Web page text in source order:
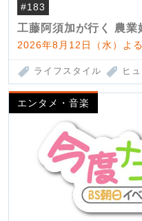
#183
工藤阿須加が行く 農業
2026年8月12日（水）よ
ライフスタイル ヒ
エンタメ・音楽